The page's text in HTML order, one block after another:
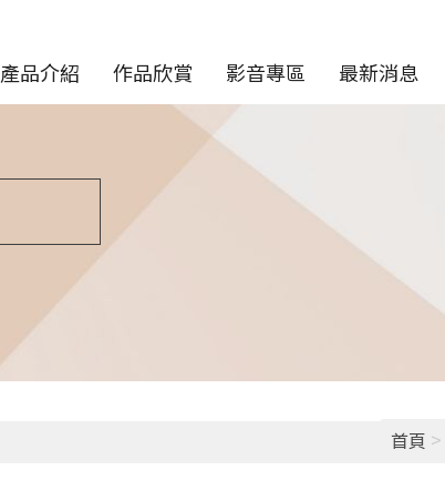
產品介紹 作品欣賞 影音專區 最新消息
首頁 >